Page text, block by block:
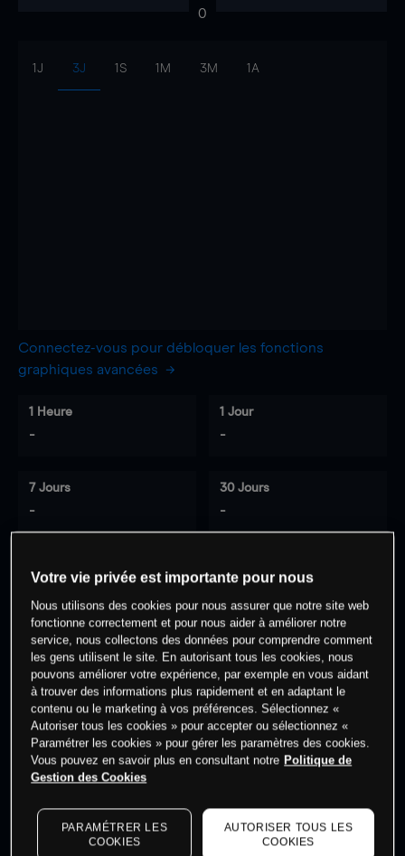
0
1J 3J 1S 1M 3M 1A
Connectez-vous pour débloquer les fonctions
graphiques avancées
1 Heure
-
1 Jour
-
7 Jours
-
30 Jours
-
0 % des clients ont une position à
cet actif
Commencez à trader
dernières données du marché.Log into see latest
market data
Votre vie privée est importante pour nous
Nous utilisons des cookies pour nous assurer que notre site web
fonctionne correctement et pour nous aider à améliorer notre
service, nous collectons des données pour comprendre comment
les gens utilisent le site. En autorisant tous les cookies, nous
pouvons améliorer votre expérience, par exemple en vous aidant
à trouver des informations plus rapidement et en adaptant le
contenu ou le marketing à vos préférences. Sélectionnez «
Autoriser tous les cookies » pour accepter ou sélectionnez «
Paramétrer les cookies » pour gérer les paramètres des cookies.
Vous pouvez en savoir plus en consultant notre Politique de
Gestion des Cookies
PARAMÉTRER LES
COOKIES
AUTORISER TOUS LES
COOKIES